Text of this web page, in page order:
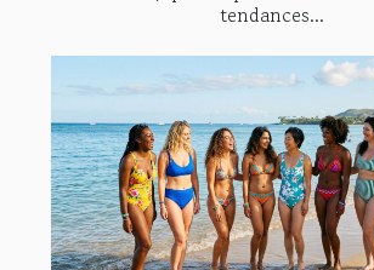
tendances...